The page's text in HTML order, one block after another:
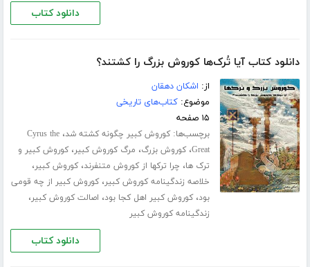
دانلود کتاب
دانلود کتاب آیا تُرک‌ها کوروش بزرگ را کشتند؟
از: اشکان دهقان
موضوع:کتاب‌های تاریخی
۱۵ صفحه
برچسب‌ها:کوروش کبیر چگونه کشته شد،Cyrus the
Great،کوروش بزرگ، مرگ کوروش کبیر،کوروش کبیر و
ترک ها، چرا ترکها از کوروش متنفرند،کوروش کبیر،
خلاصه زندگینامه کوروش کبیر،کوروش کبیر از چه قومی
بود،کوروش کبیر اهل کجا بود، اصالت کوروش کبیر،
زندگینامه کوروش کبیر
دانلود کتاب